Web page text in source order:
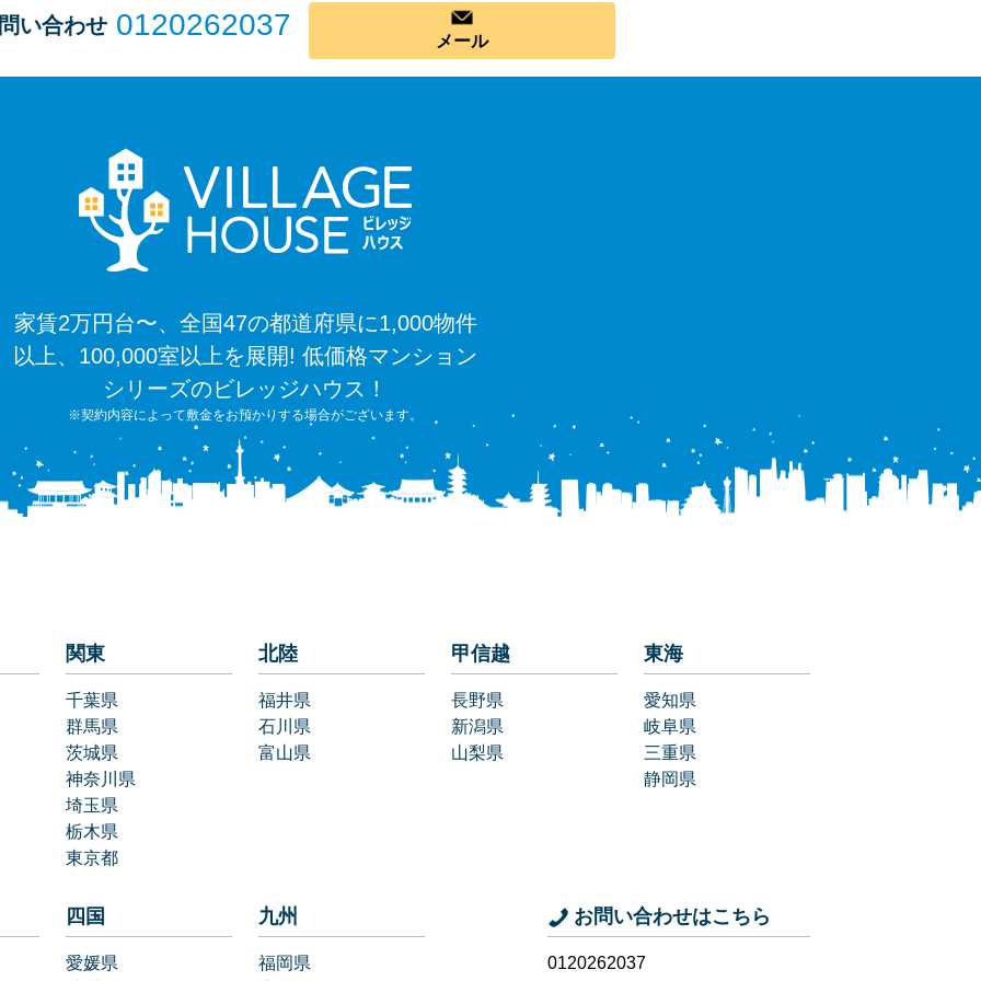
い合わせ 0120262037 メール
家賃2万円台〜、全国47の都道府県に1,000物件
以上、100,000室以上を展開! 低価格マンション
シリーズのビレッジハウス！
※契約内容によって敷金をお預かりする場合がございます。
関東
千葉県
群馬県
茨城県
神奈川県
埼玉県
栃木県
東京都
北陸
福井県
石川県
富山県
甲信越
長野県
新潟県
山梨県
東海
愛知県
岐阜県
三重県
静岡県
四国
愛媛県
九州
福岡県
お問い合わせはこちら
0120262037